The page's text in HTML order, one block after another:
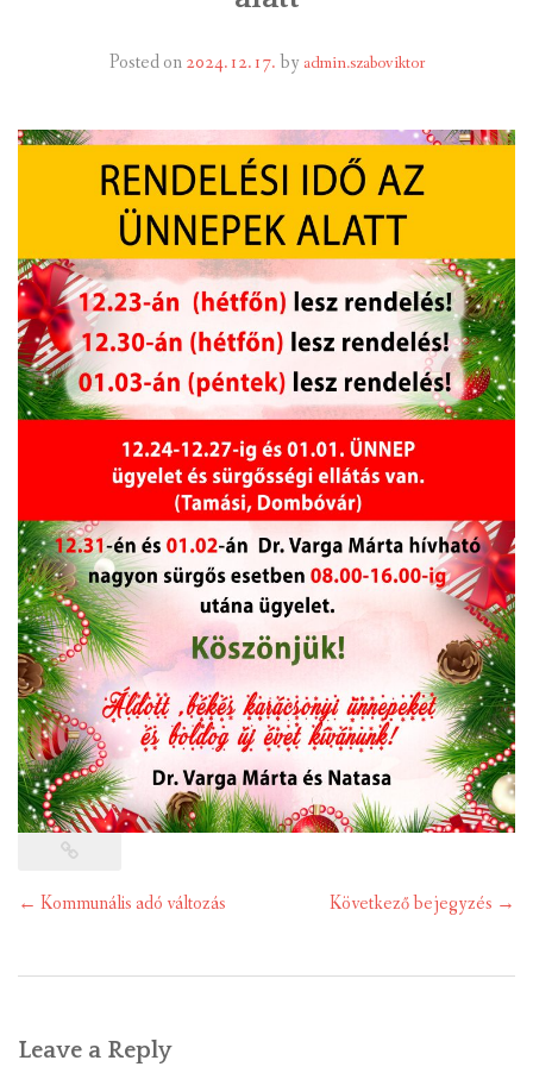
INTÉZMÉNYEK
GALÉRIA
KAPCSOLAT
LETÖLTHETŐ NYOMTATVÁNYOK
VÁLASZTÁS 2026
TELEPÜLÉSIKÉPVISELŐI VAGYONNYILATKOZATOK – 2026.
ÉV
ROMA NEMZETISÉGI ÖNKORMÁNYZATI KÉPVISELŐK
VAGYONNYILATKOZATA – 2026. ÉV
Posted on2024.12.17.by admin.szaboviktor
Post
← Kommunális adó változás Következő bejegyzés →
Leave a Reply